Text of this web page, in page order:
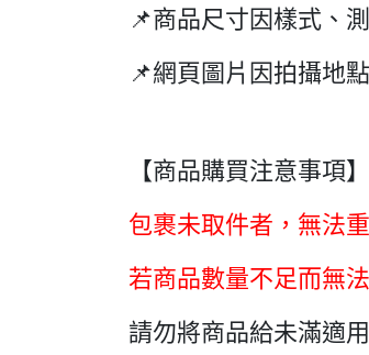
📌商品尺寸因樣式、
📌網頁圖片因拍攝地
【商品購買注意事項】
包裹未取件者，無法
若商品數量不足而無
請勿將商品給未滿適